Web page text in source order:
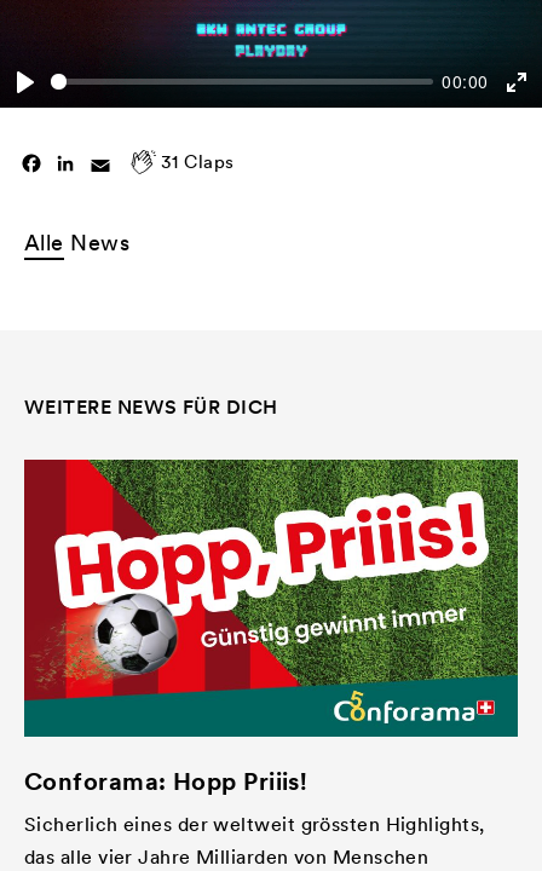
Play
00:00
31 Claps
Facebook
LinkedIn
Email
Alle News
WEITERE NEWS FÜR DICH
Conforama: Hopp Priiis!
Sicherlich eines der weltweit grössten Highlights,
das alle vier Jahre Milliarden von Menschen